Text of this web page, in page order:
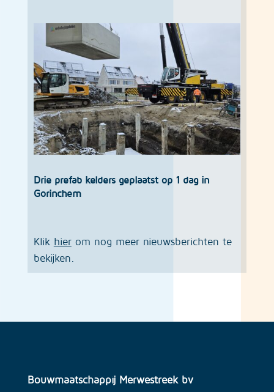
Drie prefab kelders geplaatst op 1 dag in
Gorinchem
Klik hierom nog meer nieuwsberichten te
bekijken.
Bouwmaatschappij Merwestreek bv